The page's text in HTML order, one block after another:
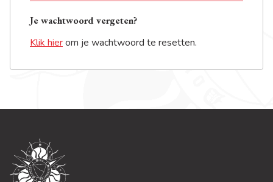
Je wachtwoord vergeten?
Klik hierom je wachtwoord te resetten.